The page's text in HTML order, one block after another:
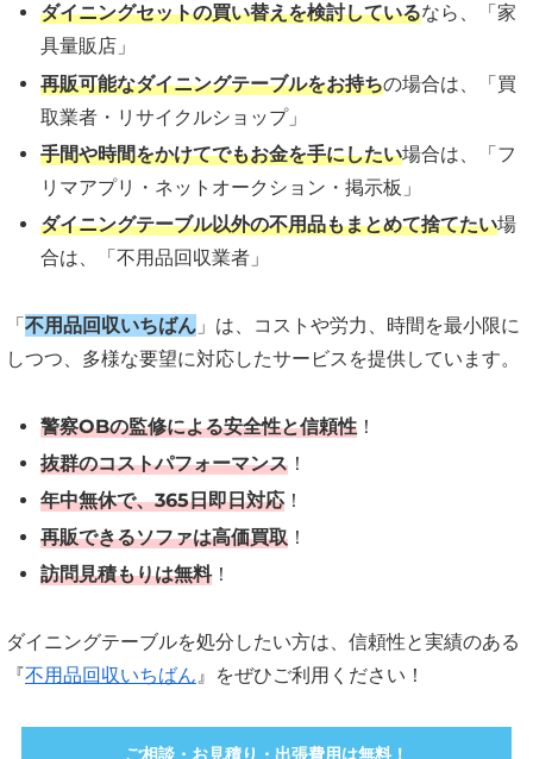
ダイニングセットの買い替えを検討しているなら、「家
具量販店」
再販可能なダイニングテーブルをお持ちの場合は、「買
取業者・リサイクルショップ」
手間や時間をかけてでもお金を手にしたい場合は、「フ
リマアプリ・ネットオークション・掲示板」
ダイニングテーブル以外の不用品もまとめて捨てたい場
合は、「不用品回収業者」
「不用品回収いちばん 」は、コストや労力、時間を最小限に
しつつ、多様な要望に対応したサービスを提供しています。
警察OBの監修による安全性と信頼性 ！
抜群のコストパフォーマンス ！
年中無休で、365日即日対応 ！
再販できるソファは高価買取 ！
訪問見積もりは無料！
ダイニングテーブルを処分したい方は、信頼性と実績のある
『不用品回収いちばん』をぜひご利用ください！
ご相談・お見積り・出張費用は無料！